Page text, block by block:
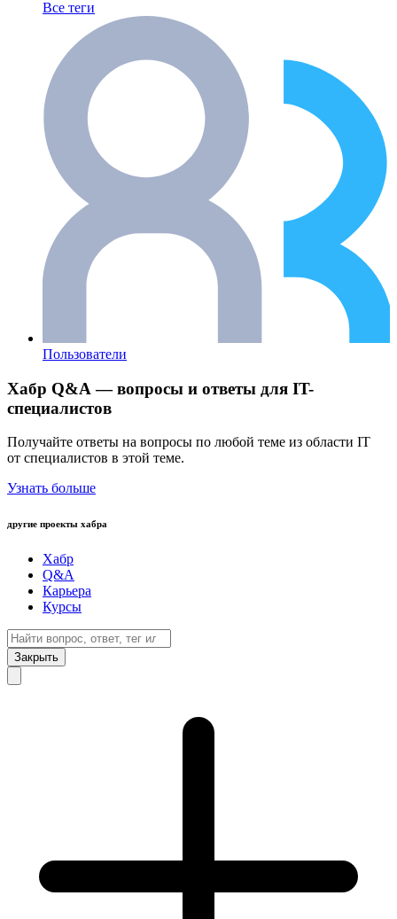
Все теги
Пользователи
Хабр Q&A — вопросы и ответы для IT-
специалистов
Получайте ответы на вопросы по любой теме из области IT
от специалистов в этой теме.
Узнать больше
другие проекты хабра
Хабр
Q&A
Карьера
Курсы
Закрыть